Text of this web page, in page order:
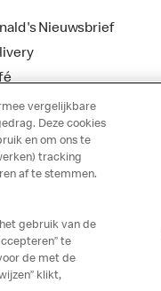
Nieuwsbrief
vergelijkbare
Deze cookies
en om ons te
tracking
af te stemmen.
gebruik van de
te
de met de
klikt,